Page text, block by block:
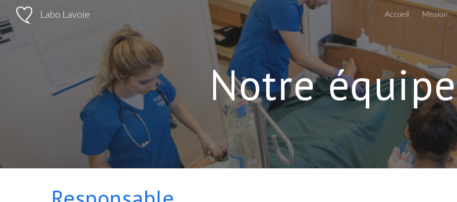
Skip to main content Skip to navigation
Labo Lavoie Accueil Mission
Notre équipe